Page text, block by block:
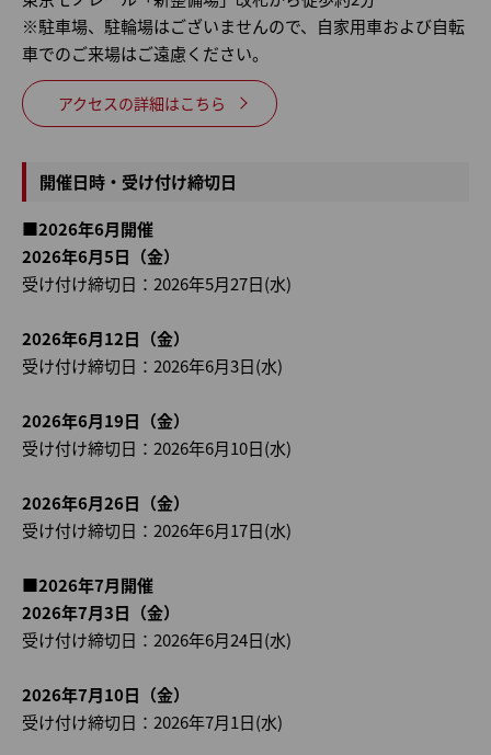
※駐車場、駐輪場はございませんので、自家用車および自転
車でのご来場はご遠慮ください。
アクセスの詳細はこちら
開催日時・受け付け締切日
■2026年6月開催
2026年6月5日（金）
受け付け締切日：2026年5月27日(水)
2026年6月12日（金）
受け付け締切日：2026年6月3日(水)
2026年6月19日（金）
受け付け締切日：2026年6月10日(水)
2026年6月26日（金）
受け付け締切日：2026年6月17日(水)
■2026年7月開催
2026年7月3日（金）
受け付け締切日：2026年6月24日(水)
2026年7月10日（金）
受け付け締切日：2026年7月1日(水)